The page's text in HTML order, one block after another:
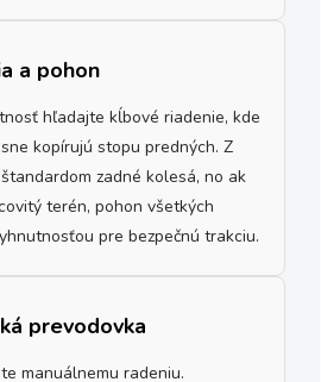
a pohon
hľadajte kĺbové riadenie, kde
kopírujú stopu predných. Z
zadné kolesá, no ak
terén, pohon všetkých
pre bezpečnú trakciu.
prevodovka
manuálnemu radeniu.